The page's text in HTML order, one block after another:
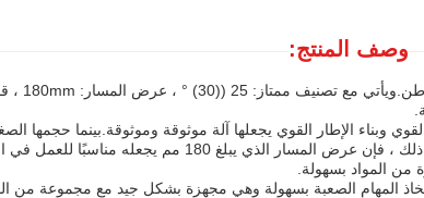
وصف المنتج:
الإطار القوي يجعلها آلة موثوقة وموثوقة.بينما حجمها
على قابلية ممتازة للتدرج ، مما يسمح لها بالعمل على المنحدرات الحادة
المهام الصعبة بسهولة وهي مجهزة بشكل جيد مع مجموعة من